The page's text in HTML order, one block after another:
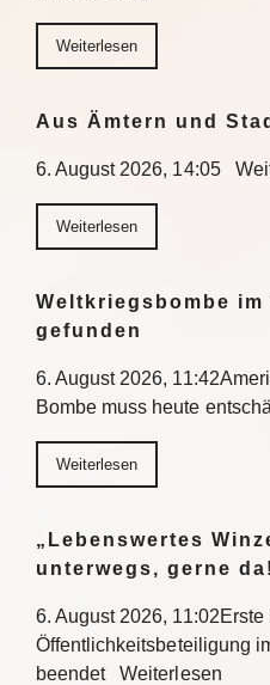
Weiterlesen
Aus Ämtern und
6. August 2026, 14:05
Weiterlesen
Weltkriegsbombe
gefunden
6. August 2026,
Bombe muss heute
Weiterlesen
„Lebenswertes
unterwegs, gerne
6. August 2026,
Öffentlichkeitsbeteiligung
beendet Weiterlesen